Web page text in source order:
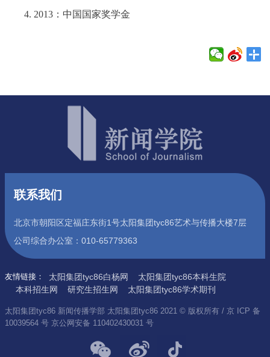
4. 2013：中国国家奖学金
联系我们
北京市朝阳区定福庄东街1号太阳集团tyc86艺术与传播大楼7层
公司综合办公室：010-65779363
友情链接： 太阳集团tyc86白杨网
太阳集团tyc86本科生院
本科招生网
研究生招生网 太阳集团tyc86学术期刊
太阳集团tyc86 新闻传播学部 太阳集团tyc86 2021 © 版权所有 / 京 ICP 备
10039564 号 京公网安备 110402430031 号